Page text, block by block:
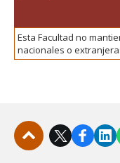
Estudiantes
Académicas/os
Esta Facultad no
nacionales o